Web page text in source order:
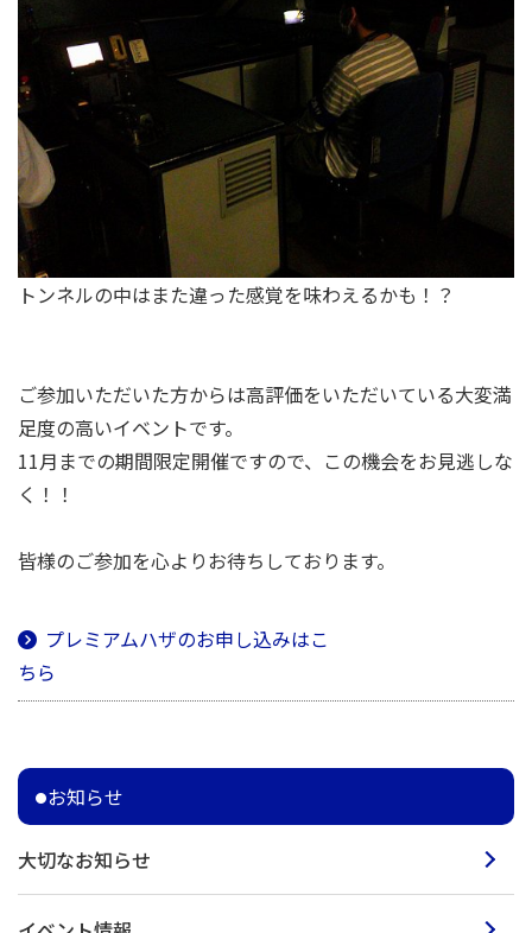
トンネルの中はまた違った感覚を味わえるかも！？
ご参加いただいた方からは高評価をいただいている大変満
足度の高いイベントです。
11月までの期間限定開催ですので、この機会をお見逃しな
く！！
皆様のご参加を心よりお待ちしております。
プレミアムハザのお申し込みはこ
ちら
お知らせ
大切なお知らせ